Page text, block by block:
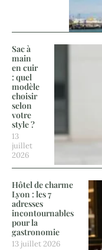
Sac à
main
en cuir
: quel
modèle
choisir
selon
votre
style ?
13
juillet
2026
Hôtel de charme
Lyon : les 7
adresses
incontournables
pour la
gastronomie
13 juillet 2026